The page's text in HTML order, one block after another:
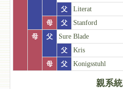
父
Literat
母
父
Stanford
母
父
Sure Blade
父
Kris
母
父 Konigsstuhl
親系統